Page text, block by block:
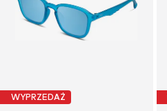
WYPRZEDAŻ